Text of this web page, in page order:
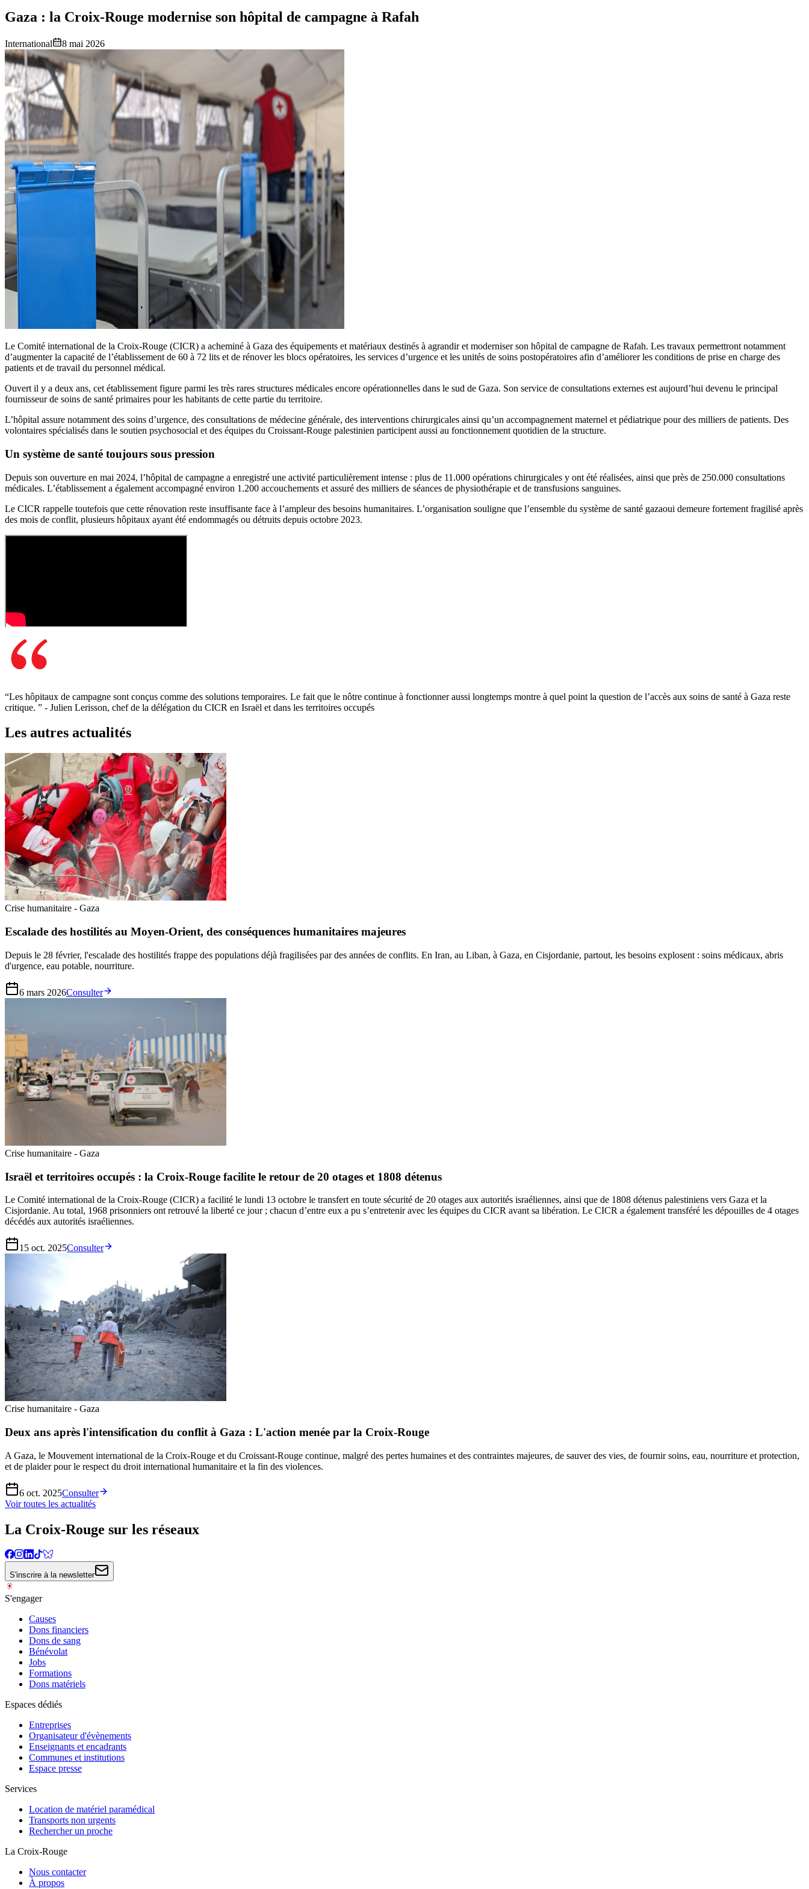
Gaza : la Croix-Rouge modernise son hôpital de campagne à Rafah
International 8 mai 2026
Le Comité international de la Croix-Rouge (CICR) a acheminé à Gaza des équipements et matériaux destinés à agrandir et moderniser son hôpital de campagne de Rafah. Les travaux permettront notamment
d’augmenter la capacité de l’établissement de 60 à 72 lits et de rénover les blocs opératoires, les services d’urgence et les unités de soins postopératoires afin d’améliorer les conditions de prise en charge des
patients et de travail du personnel médical.
Ouvert il y a deux ans, cet établissement figure parmi les très rares structures médicales encore opérationnelles dans le sud de Gaza. Son service de consultations externes est aujourd’hui devenu le principal
fournisseur de soins de santé primaires pour les habitants de cette partie du territoire.
L’hôpital assure notamment des soins d’urgence, des consultations de médecine générale, des interventions chirurgicales ainsi qu’un accompagnement maternel et pédiatrique pour des milliers de patients. Des
volontaires spécialisés dans le soutien psychosocial et des équipes du Croissant-Rouge palestinien participent aussi au fonctionnement quotidien de la structure.
Un système de santé toujours sous pression
Depuis son ouverture en mai 2024, l’hôpital de campagne a enregistré une activité particulièrement intense : plus de 11.000 opérations chirurgicales y ont été réalisées, ainsi que près de 250.000 consultations
médicales. L’établissement a également accompagné environ 1.200 accouchements et assuré des milliers de séances de physiothérapie et de transfusions sanguines.
Le CICR rappelle toutefois que cette rénovation reste insuffisante face à l’ampleur des besoins humanitaires. L’organisation souligne que l’ensemble du système de santé gazaoui demeure fortement fragilisé après
des mois de conflit, plusieurs hôpitaux ayant été endommagés ou détruits depuis octobre 2023.
“Les hôpitaux de campagne sont conçus comme des solutions temporaires. Le fait que le nôtre continue à fonctionner aussi longtemps montre à quel point la question de l’accès aux soins de santé à Gaza reste
critique. ” - Julien Lerisson, chef de la délégation du CICR en Israël et dans les territoires occupés
Les autres actualités
Crise humanitaire - Gaza
Escalade des hostilités au Moyen-Orient, des conséquences humanitaires majeures
Depuis le 28 février, l'escalade des hostilités frappe des populations déjà fragilisées par des années de conflits. En Iran, au Liban, à Gaza, en Cisjordanie, partout, les besoins explosent : soins médicaux, abris
d'urgence, eau potable, nourriture.
6 mars 2026Consulter
Crise humanitaire - Gaza
Israël et territoires occupés : la Croix-Rouge facilite le retour de 20 otages et 1808 détenus
Le Comité international de la Croix-Rouge (CICR) a facilité le lundi 13 octobre le transfert en toute sécurité de 20 otages aux autorités israéliennes, ainsi que de 1808 détenus palestiniens vers Gaza et la
Cisjordanie. Au total, 1968 prisonniers ont retrouvé la liberté ce jour ; chacun d’entre eux a pu s’entretenir avec les équipes du CICR avant sa libération. Le CICR a également transféré les dépouilles de 4 otages
décédés aux autorités israéliennes.
15 oct. 2025Consulter
Crise humanitaire - Gaza
Deux ans après l'intensification du conflit à Gaza : L'action menée par la Croix-Rouge
A Gaza, le Mouvement international de la Croix-Rouge et du Croissant-Rouge continue, malgré des pertes humaines et des contraintes majeures, de sauver des vies, de fournir soins, eau, nourriture et protection,
et de plaider pour le respect du droit international humanitaire et la fin des violences.
6 oct. 2025Consulter
Voir toutes les actualités
La Croix-Rouge sur les réseaux
S'inscrire à la newsletter
S'engager
Causes
Dons financiers
Dons de sang
Bénévolat
Jobs
Formations
Dons matériels
Espaces dédiés
Entreprises
Organisateur d'évènements
Enseignants et encadrants
Communes et institutions
Espace presse
Services
Location de matériel paramédical
Transports non urgents
Rechercher un proche
La Croix-Rouge
Nous contacter
À propos